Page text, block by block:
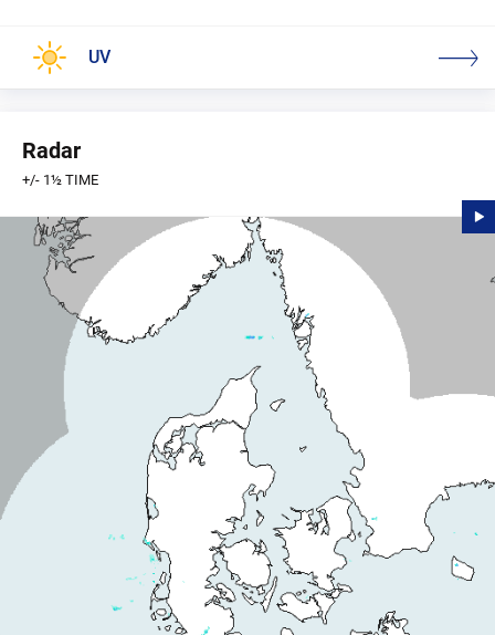
UV
Radar
+/- 1½ TIME